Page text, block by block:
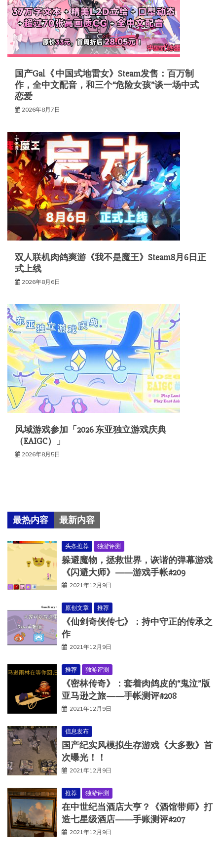
国产Gal《 中国式地雷女》Steam发售：百万制
作，全中文配音，和三个“危险女孩”谈一场中式
恋爱
2026年8月7日
双人联机肉鸽爽游《我不是魔王》Steam8月6日正
式上线
2026年8月6日
风域游戏参加「2026 东亚独立游戏庆典
（EAIGC）」
2026年8月5日
最热内容 最新内容
头条推荐 独游评测
躲避魔物，拯救世界，诙谐的弹幕游戏
《闪避大师》——游戏手帐#209
2021年12月9日
原创文章 推荐
《仙剑奇侠传七》：持中守正的传承之
作
2021年12月9日
推荐 独游评测
《密林传奇》：套着肉鸽皮的“鬼泣”版
亚马逊之旅——手帐测评#208
2021年12月9日
信息发布
国产纪实风模拟生存游戏《大多数》首
次曝光！！
2021年12月9日
推荐 独游评测
在中世纪当酒店大亨？《酒馆带师》打
造七星级酒店——手账测评#207
2021年12月9日